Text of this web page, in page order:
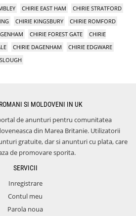
CHIRIE EAST HAM
CHIRIE STRATFORD
CHIRIE KINGSBURY
CHIRIE ROMFORD
CHIRIE FOREST GATE
CHIRIE
CHIRIE DAGENHAM
CHIRIE EDGWARE
SI MOLDOVENI IN UK
de anunturi pentru comunitatea
din Marea Britanie. Utilizatorii
gratuite, dar si anunturi cu plata, care
de promovare sporita.
SERVICII
Inregistrare
Contul meu
Parola noua